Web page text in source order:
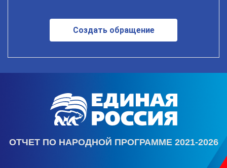
Создать обращение
ОТЧЕТ ПО НАРОДНОЙ ПРОГРАММЕ 2021-2026